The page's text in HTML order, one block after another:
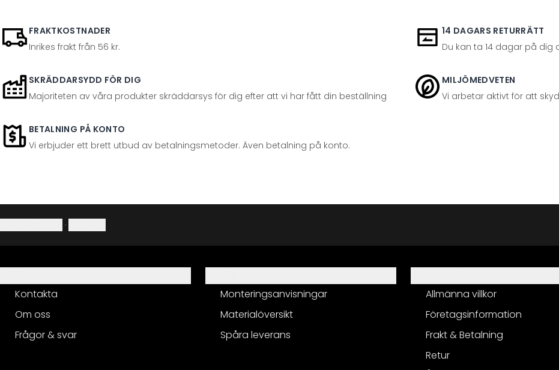
FRAKTKOSTNADER
Inrikes frakt från 56 kr.
14 DAGARS RETURRÄTT
Du kan ta 14 dagar på
SKRÄDDARSYDD FÖR DIG
Majoriteten av våra produkter skräddarsys för dig efter att vi har fått din beställning
MILJÖMEDVETEN
Vi arbetar aktivt för att
BETALNING PÅ KONTO
Vi erbjuder ett brett utbud av betalningsmetoder. Även betalning på konto.
·
Kontakta
Om oss
Frågor & svar
Monteringsanvisningar
Materialöversikt
Spåra leverans
Allmänna villkor
Företagsinformation
Frakt & Betalning
Retur